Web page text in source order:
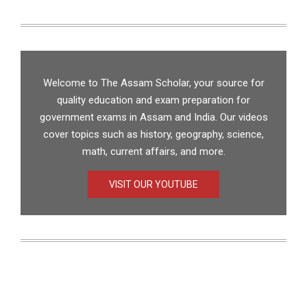
Welcome to The Assam Scholar, your source for
quality education and exam preparation for
government exams in Assam and India. Our videos
cover topics such as history, geography, science,
math, current affairs, and more.
VISIT OUR YOUTUBE